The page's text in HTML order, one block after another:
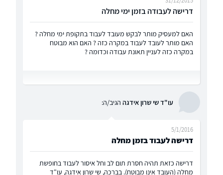
דרישה לעבודה בזמן ימי מחלה
האם למעסיק מותר לבקש מעובד לעבוד בתקופת ימי מחלה ?
האם מותר לעובד לעבוד במקרה כזה ? האם הוא מבוטח
במקרה כזה לעניין תאונת עבודה וכדומה ?
עו"ד שי שרון אידגה הגיב/ה:
דרישה לעבוד בזמן מחלה
5/1/2016
דרישה כזאת תהיה חסרת תום לב וחל איסור לעבוד בחופשת
מחלה (העובד אינו מבוטח). בברכה, שי שרון אידגה, עו"ד